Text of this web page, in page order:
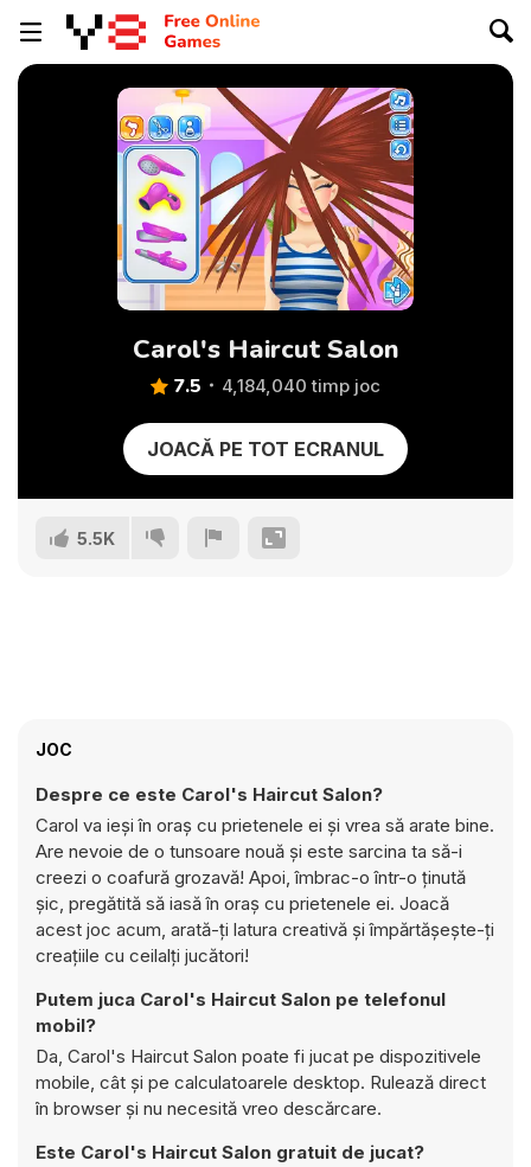
Carol's Haircut Salon
7.5 4,184,040 timp joc
JOACĂ PE TOT ECRANUL
5.5K
JOC
Despre ce este Carol's Haircut Salon?
Carol va ieși în oraș cu prietenele ei și vrea să arate bine.
Are nevoie de o tunsoare nouă și este sarcina ta să-i
creezi o coafură grozavă! Apoi, îmbrac-o într-o ținută
șic, pregătită să iasă în oraș cu prietenele ei. Joacă
acest joc acum, arată-ți latura creativă și împărtășește-ți
creațiile cu ceilalți jucători!
Putem juca Carol's Haircut Salon pe telefonul
mobil?
Da, Carol's Haircut Salon poate fi jucat pe dispozitivele
mobile, cât și pe calculatoarele desktop. Rulează direct
în browser și nu necesită vreo descărcare.
Este Carol's Haircut Salon gratuit de jucat?